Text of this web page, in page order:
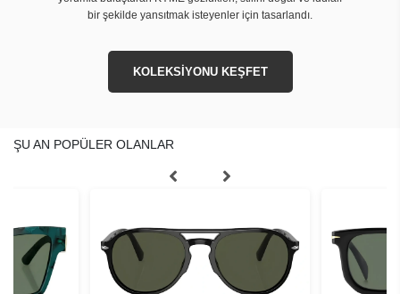
bir şekilde yansıtmak isteyenler için tasarlandı.
KOLEKSİYONU KEŞFET
ŞU AN POPÜLER OLANLAR